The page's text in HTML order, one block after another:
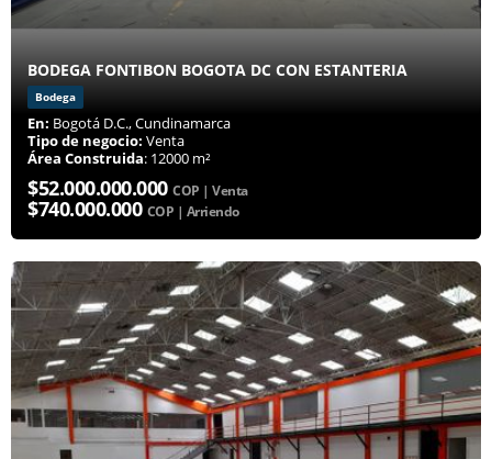
BODEGA FONTIBON BOGOTA DC CON ESTANTERIA
Bodega
En: Bogotá D.C., Cundinamarca
Tipo de negocio: Venta
Área Construida: 12000 m²
$52.000.000.000 COP | Venta
$740.000.000 COP | Arriendo